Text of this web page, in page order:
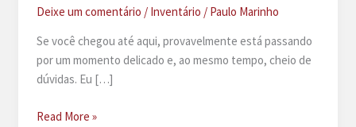
Deixe um comentário / Inventário / Paulo Marinho
Se você chegou até aqui, provavelmente está passando
por um momento delicado e, ao mesmo tempo, cheio de
dúvidas. Eu […]
Inventário
Read More »